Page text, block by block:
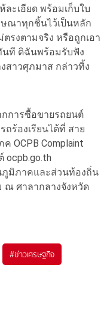
ะเอียด พร้อมเก็บใบ
ษณาทุกชิ้นไว้เป็นหลัก
รงตามจริง หรือถูกเอา
นที ดิฉันพร้อมรับฟัง
สาวศุภมาส กล่าวทิ้ง
การซื้อขายรถยนต์
ร้องเรียนได้ที่ สาย
OCPB Complaint
ocpb.go.th
ภูมิภาคและส่วนท้องถิ่น
ณ ศาลากลางจังหวัด
#ข่าวเศรษฐกิจ